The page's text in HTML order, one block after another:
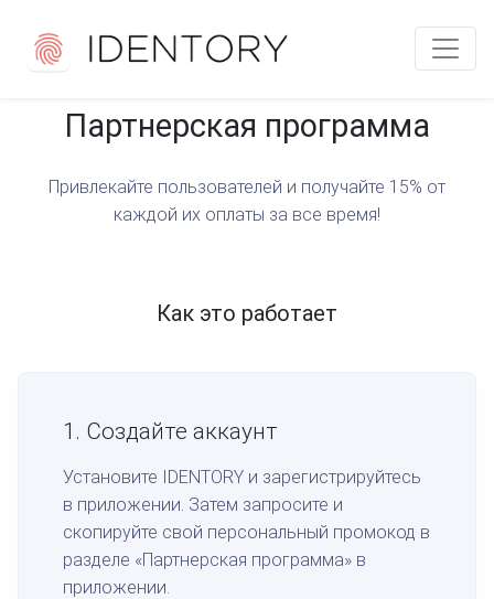
Партнерская программа
Привлекайте пользователей и получайте 15% от
каждой их оплаты за все время!
Как это работает
1. Создайте аккаунт
Установите IDENTORY и зарегистрируйтесь
в приложении. Затем запросите и
скопируйте свой персональный промокод в
разделе «Партнерская программа» в
приложении.